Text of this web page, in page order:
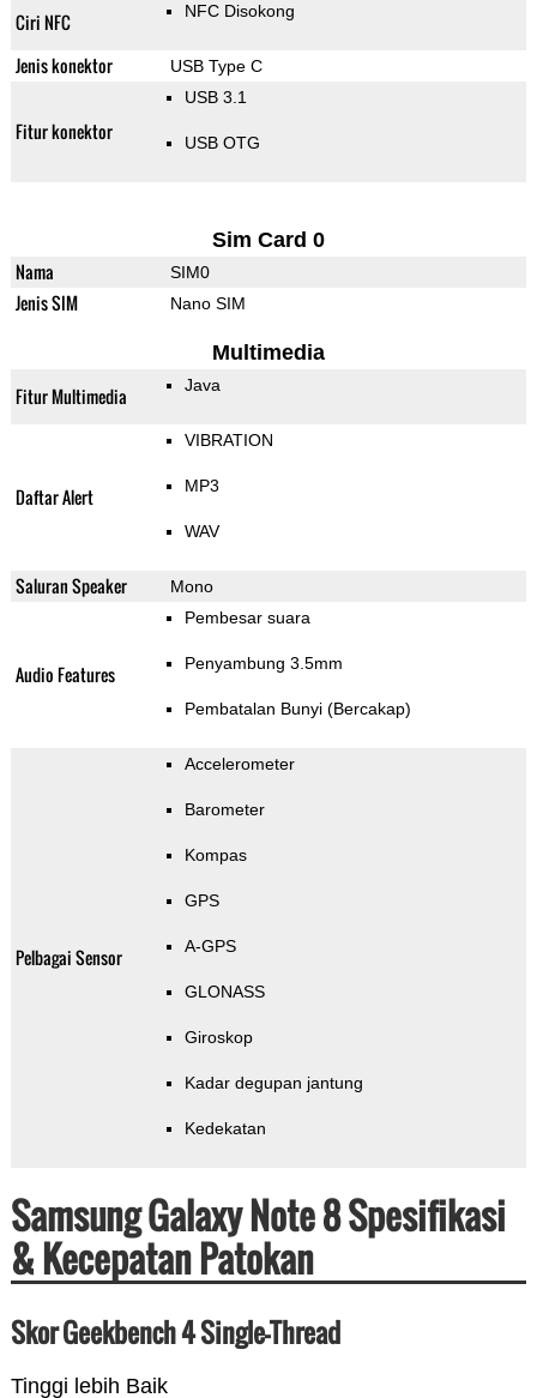
Ciri NFC NFC Disokong
Jenis konektor USB Type C
Fitur konektor
USB 3.1
USB OTG
Sim Card 0
Nama SIM0
Jenis SIM Nano SIM
Multimedia
Fitur Multimedia Java
Daftar Alert
VIBRATION
MP3
WAV
Saluran Speaker Mono
Audio Features
Pembesar suara
Penyambung 3.5mm
Pembatalan Bunyi (Bercakap)
Pelbagai Sensor
Accelerometer
Barometer
Kompas
GPS
A-GPS
GLONASS
Giroskop
Kadar degupan jantung
Kedekatan
Samsung Galaxy Note 8 Spesifikasi
& Kecepatan Patokan
Skor Geekbench 4 Single-Thread
Tinggi lebih Baik